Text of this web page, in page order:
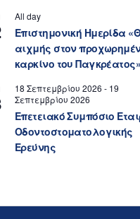
All day
Επιστημονική Ημερίδα
αιχμής στον
καρκίνο του Παγκρέατος»
18 Σεπτεμβρίου 2026 - 19
Σεπτεμβρίου 2026
Επετειακό Συμπόσιο
Οδοντοστοματολογικής
Ερεύνης